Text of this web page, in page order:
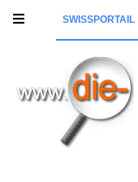
SWISSPORTAIL